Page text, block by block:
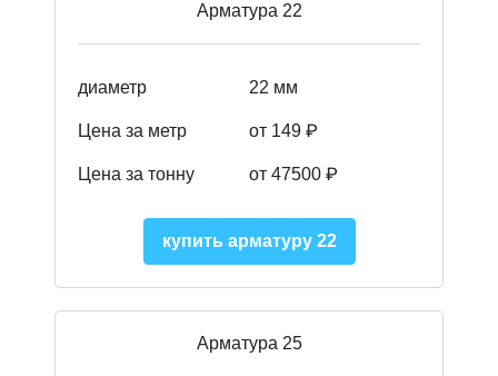
Арматура 22
диаметр 22 мм
Цена за метр от 149 ₽
Цена за тонну от 47500 ₽
купить арматуру 22
Арматура 25